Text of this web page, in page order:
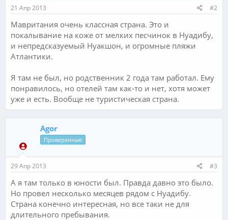
21 Апр 2013 #2
Мавритания очень классная страна. Это и
покалывание на коже от мелких песчинок в Нуадибу,
и непредсказуемый Нуакшон, и огромные пляжи
Атлантики.
Я там не был, но родственник 2 года там работал. Ему
понравилось, но отелей там как-то и нет, хотя может
уже и есть. Вообще не туристическая страна.
Agor
Проверенные
29 Апр 2013 #3
А я там только в юности был. Правда давно это было.
Но провел несколько месяцев рядом с Нуадибу.
Страна конечно интересная, но все таки не для
длительного пребывания.